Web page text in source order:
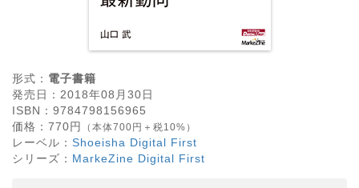
形式： 電子書籍
発売日： 2018年08月30日
ISBN： 9784798156965
価格： 770円 （本体700円＋税10%）
レーベル： Shoeisha Digital First
シリーズ： MarkeZine Digital First